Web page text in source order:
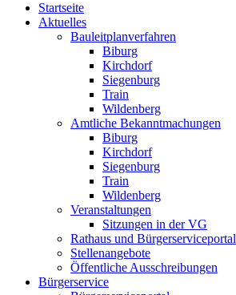
Startseite
Aktuelles
Bauleitplanverfahren
Biburg
Kirchdorf
Siegenburg
Train
Wildenberg
Amtliche Bekanntmachungen
Biburg
Kirchdorf
Siegenburg
Train
Wildenberg
Veranstaltungen
Sitzungen in der VG
Rathaus und Bürgerserviceportal
Stellenangebote
Öffentliche Ausschreibungen
Bürgerservice